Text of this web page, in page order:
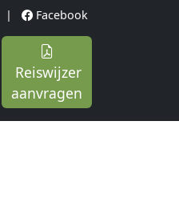
| Facebook
Reiswijzer
aanvragen